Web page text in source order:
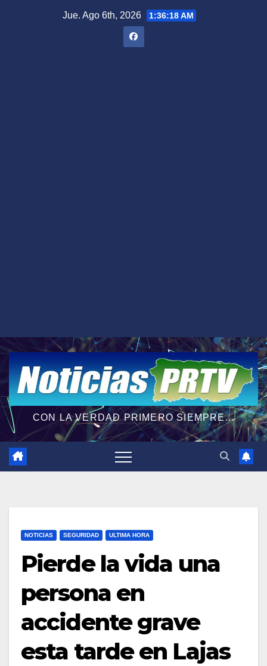
Jue. Ago 6th, 2026 1:36:19 AM
CON LA VERDAD PRIMERO SIEMPRE...
NOTICIAS SEGURIDAD ULTIMA HORA
Pierde la vida una
persona en
accidente grave
esta tarde en Lajas